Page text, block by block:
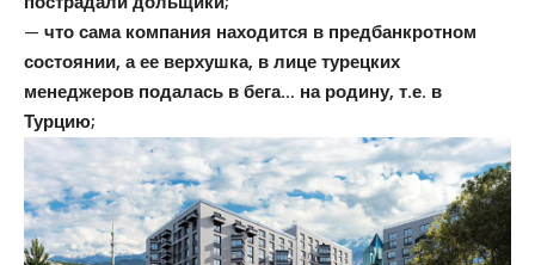
— что сама компания находится в предбанкротном
состоянии, а ее верхушка, в лице турецких
менеджеров подалась в бега… на родину, т.е. в
Турцию;